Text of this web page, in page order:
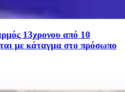
13χρονου από 10
με κάταγμα στο πρόσωπο